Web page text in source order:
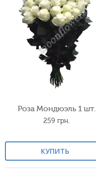
Роза Мондюэль 1 шт.
259 грн.
КУПИТЬ